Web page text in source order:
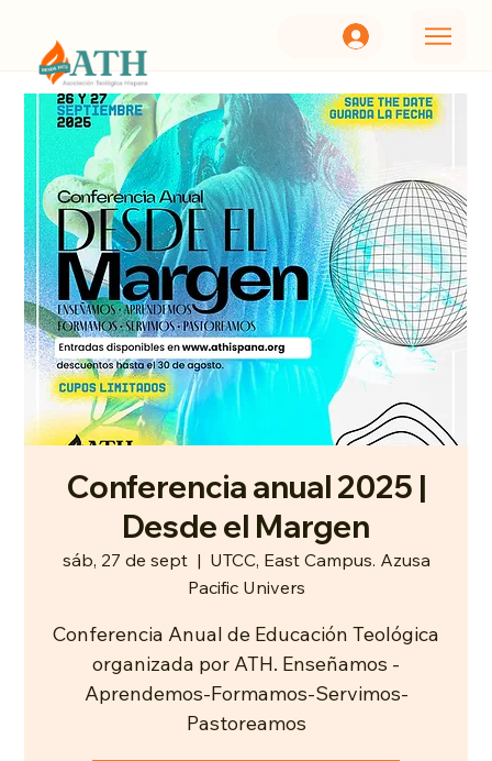
Conferencia anual 2025 |
Desde el Margen
sáb, 27 de sept
  |
UTCC, East Campus. Azusa
Pacific Univers
Conferencia Anual de Educación Teológica
organizada por ATH. Enseñamos -
Aprendemos-Formamos-Servimos-
Pastoreamos